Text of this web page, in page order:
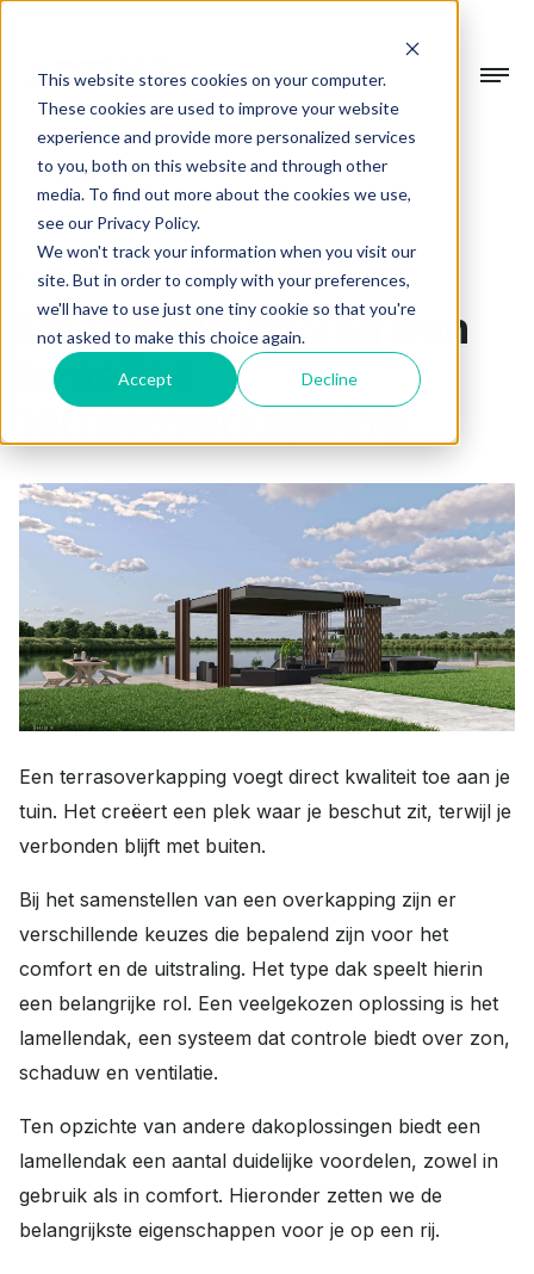
This website stores cookies on your computer.
These cookies are used to improve your website
experience and provide more personalized services
to you, both on this website and through other
media. To find out more about the cookies we use,
see our Privacy Policy.
We won't track your information when you visit our
site. But in order to comply with your preferences,
we'll have to use just one tiny cookie so that you're
not asked to make this choice again.
Accept Decline
Collectie
Gevelsystemen
Beschermen & verfraaien
Terrasoverkappingen
In alle seizoenen buiten genieten
Tuinkamers
Verdiep je leefruimte
Projecten
Over Artino
Over ons
Werkwijze
Altijd op maat
Veelgestelde vragen
Werken bij
Onze vacatures
Blogs
Contact
Wat kunnen we voor je doen?
Advies op maat
Offerte aanvragen
Plan een adviesgesprek
Terug
blog 2 min
De voordelen van een
lamellen
terrasoverkapping
Een terrasoverkapping voegt direct kwaliteit toe aan je
tuin. Het creëert een plek waar je beschut zit, terwijl je
verbonden blijft met buiten.
Bij het samenstellen van een overkapping zijn er
verschillende keuzes die bepalend zijn voor het
comfort en de uitstraling. Het type dak speelt hierin
een belangrijke rol. Een veelgekozen oplossing is het
lamellendak, een systeem dat controle biedt over zon,
schaduw en ventilatie.
Ten opzichte van andere dakoplossingen biedt een
lamellendak een aantal duidelijke voordelen, zowel in
gebruik als in comfort. Hieronder zetten we de
belangrijkste eigenschappen voor je op een rij.